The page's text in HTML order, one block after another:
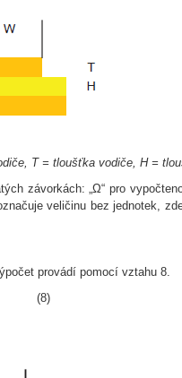
T = tloušťka vodiče, H =
závorkách: „Ω“ pro
veličinu bez jednotek,
provádí pomocí vztahu 8.
(8)